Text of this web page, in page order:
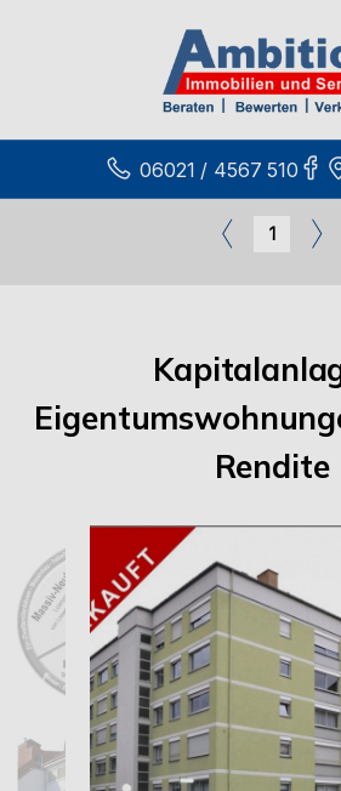
06021 / 4567 510
1
Rendite